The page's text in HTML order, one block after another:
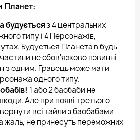
Планет:
будуєтьсяз 4 центральних
типу і 4 Персонажів,
Будується Планета в будь-
не обов'язково повинні
з одним. Гравець може мати
одного типу.
1 або 2 баобаби не
Але при появі третього
всі тайли з баобабами
жаль, не принесуть переможних